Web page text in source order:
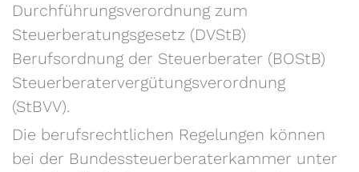
Durchführungsverordnung zum
Steuerberatungsgesetz (DVStB)
Berufsordnung der Steuerberater (BOStB)
Steuerberatervergütungsverordnung
(StBVV).
Die berufsrechtlichen Regelungen können
bei der Bundessteuerberaterkammer unter